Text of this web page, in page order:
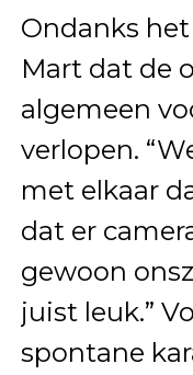
Ondanks
Mart dat de
algemeen
verlopen.
met elkaar
dat er
gewoon
juist leuk.”
spontane